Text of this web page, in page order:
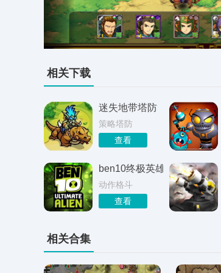
相关下载
迷失地带塔防
策略塔防
查看
ben10终极英雄终极形态
动作格斗
查看
相关合集